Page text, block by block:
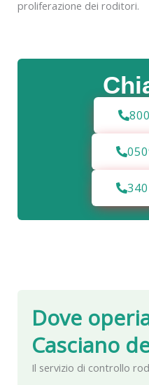
proliferazione dei roditori.
Dove
Casciano
Il servizio di controllo